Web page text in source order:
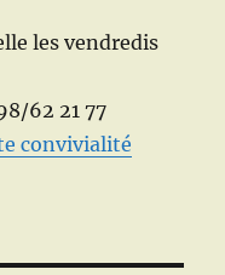
les vendredis
62 21 77
convivialité